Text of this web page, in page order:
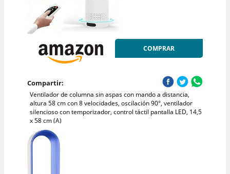
COMPRAR
Compartir:
Ventilador de columna sin aspas con mando a distancia,
altura 58 cm con 8 velocidades, oscilación 90°, ventilador
silencioso con temporizador, control táctil pantalla LED, 14,5
x 58 cm (A)